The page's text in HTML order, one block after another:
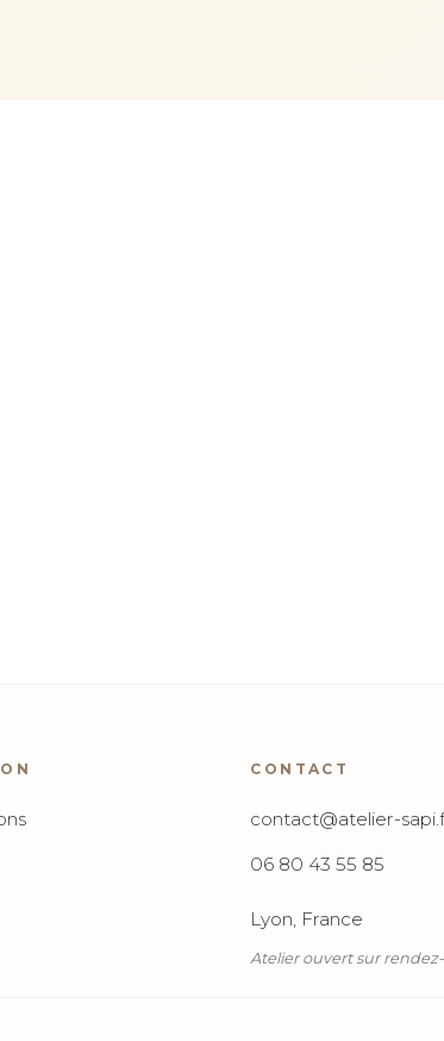
CONTACT
contact@atelier-
06 80 43 55 85
Lyon, France
Atelier ouvert sur